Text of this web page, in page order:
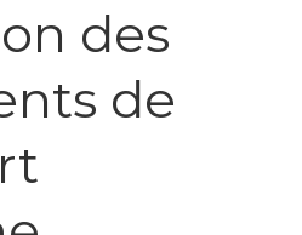
des
de